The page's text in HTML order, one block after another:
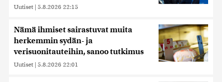
Uutiset | 5.8.2026 22:15
Nämä ihmiset sairastuvat muita
herkemmin sydän- ja
verisuonitauteihin, sanoo tutkimus
Uutiset | 5.8.2026 22:01